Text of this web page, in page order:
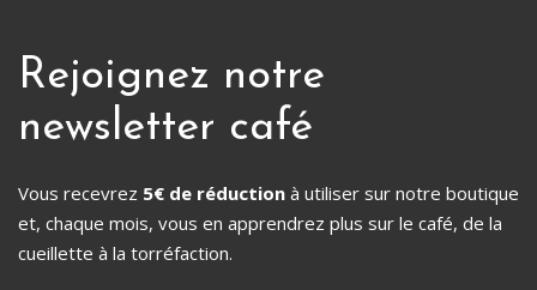
Rejoignez notre
newsletter café
Vous recevrez 5€ de réduction à utiliser sur notre boutique
et, chaque mois, vous en apprendrez plus sur le café, de la
cueillette à la torréfaction.